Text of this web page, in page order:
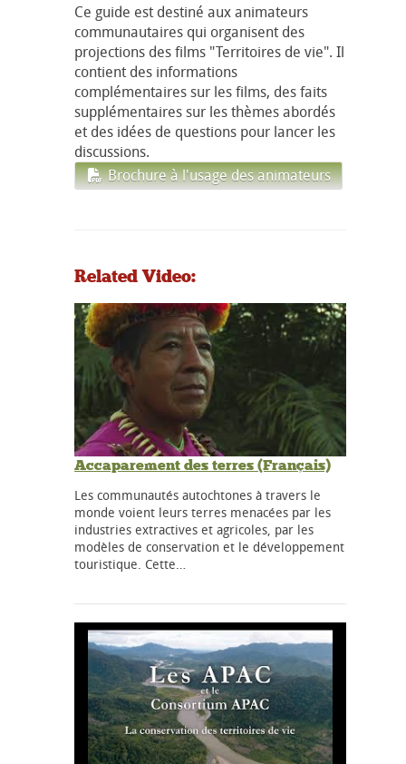
Ce guide est destiné aux animateurs
communautaires qui organisent des
projections des films "Territoires de vie". Il
contient des informations
complémentaires sur les films, des faits
supplémentaires sur les thèmes abordés
et des idées de questions pour lancer les
discussions.
Brochure à l'usage des animateurs
Related Video:
Accaparement des terres (Français)
Les communautés autochtones à travers le
monde voient leurs terres menacées par les
industries extractives et agricoles, par les
modèles de conservation et le développement
touristique. Cette…